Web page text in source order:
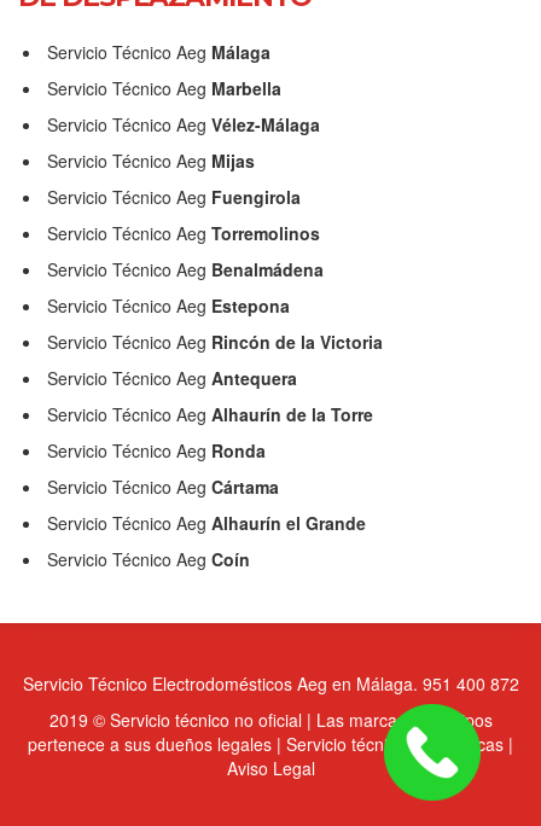
Servicio Técnico Aeg Málaga
Servicio Técnico Aeg Marbella
Servicio Técnico Aeg Vélez-Málaga
Servicio Técnico Aeg Mijas
Servicio Técnico Aeg Fuengirola
Servicio Técnico Aeg Torremolinos
Servicio Técnico Aeg Benalmádena
Servicio Técnico Aeg Estepona
Servicio Técnico Aeg Rincón de la Victoria
Servicio Técnico Aeg Antequera
Servicio Técnico Aeg Alhaurín de la Torre
Servicio Técnico Aeg Ronda
Servicio Técnico Aeg Cártama
Servicio Técnico Aeg Alhaurín el Grande
Servicio Técnico Aeg Coín
Servicio Técnico Electrodomésticos Aeg en Málaga. 951 400 872
2019 © Servicio técnico no oficial | Las marcas y logotipos
pertenece a sus dueños legales | Servicio técnico multimarcas |
Aviso Legal